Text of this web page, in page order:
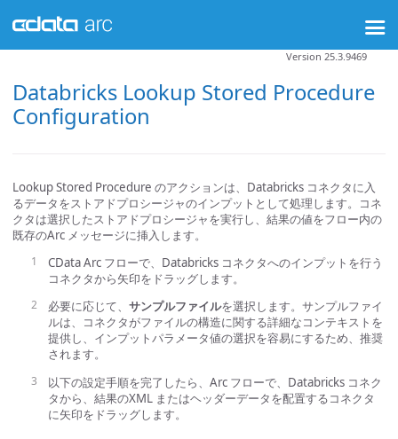
Databricks Lookup Stored Procedure
Configuration
Version 25.3.9469
Lookup Stored Procedure のアクションは、Databricks コネクタに入
るデータをストアドプロシージャのインプットとして処理します。コネ
クタは選択したストアドプロシージャを実行し、結果の値をフロー内の
既存のArc メッセージに挿入します。
CData Arc フローで、Databricks コネクタへのインプットを行う
コネクタから矢印をドラッグします。
必要に応じて、 サンプルファイルを選択します。サンプルファイ
ルは、コネクタがファイルの構造に関する詳細なコンテキストを
提供し、インプットパラメータ値の選択を容易にするため、推奨
されます。
以下の設定手順を完了したら、Arc フローで、Databricks コネク
タから、結果のXML またはヘッダーデータを配置するコネクタ
に矢印をドラッグします。